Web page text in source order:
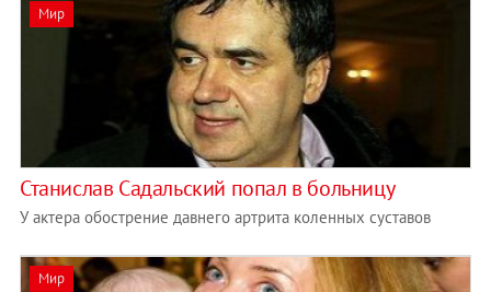
Мир
Станислав Садальский попал в больницу
У актера обострение давнего артрита коленных суставов
Мир